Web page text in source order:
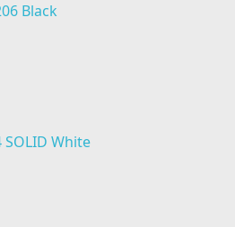
Black
White